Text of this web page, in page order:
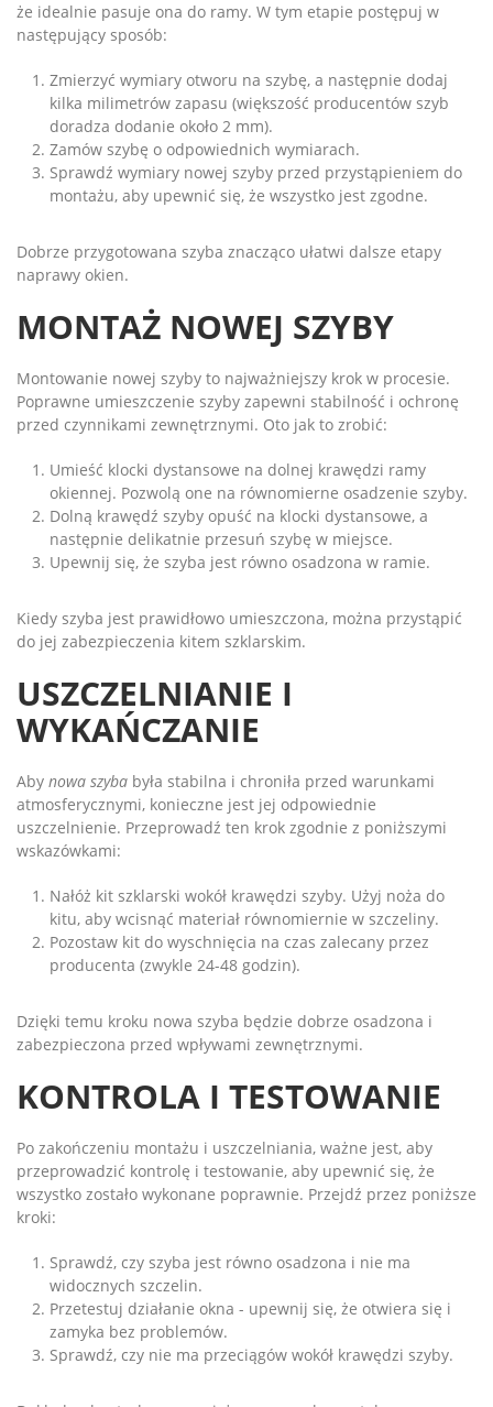
że idealnie pasuje ona do ramy. W tym etapie postępuj w
następujący sposób:
Zmierzyć wymiary otworu na szybę, a następnie dodaj
kilka milimetrów zapasu (większość producentów szyb
doradza dodanie około 2 mm).
Zamów szybę o odpowiednich wymiarach.
Sprawdź wymiary nowej szyby przed przystąpieniem do
montażu, aby upewnić się, że wszystko jest zgodne.
Dobrze przygotowana szyba znacząco ułatwi dalsze etapy
naprawy okien.
MONTAŻ NOWEJ SZYBY
Montowanie nowej szyby to najważniejszy krok w procesie.
Poprawne umieszczenie szyby zapewni stabilność i ochronę
przed czynnikami zewnętrznymi. Oto jak to zrobić:
Umieść klocki dystansowe na dolnej krawędzi ramy
okiennej. Pozwolą one na równomierne osadzenie szyby.
Dolną krawędź szyby opuść na klocki dystansowe, a
następnie delikatnie przesuń szybę w miejsce.
Upewnij się, że szyba jest równo osadzona w ramie.
Kiedy szyba jest prawidłowo umieszczona, można przystąpić
do jej zabezpieczenia kitem szklarskim.
USZCZELNIANIE I
WYKAŃCZANIE
Aby nowa szyba była stabilna i chroniła przed warunkami
atmosferycznymi, konieczne jest jej odpowiednie
uszczelnienie. Przeprowadź ten krok zgodnie z poniższymi
wskazówkami:
Nałóż kit szklarski wokół krawędzi szyby. Użyj noża do
kitu, aby wcisnąć materiał równomiernie w szczeliny.
Pozostaw kit do wyschnięcia na czas zalecany przez
producenta (zwykle 24-48 godzin).
Dzięki temu kroku nowa szyba będzie dobrze osadzona i
zabezpieczona przed wpływami zewnętrznymi.
KONTROLA I TESTOWANIE
Po zakończeniu montażu i uszczelniania, ważne jest, aby
przeprowadzić kontrolę i testowanie, aby upewnić się, że
wszystko zostało wykonane poprawnie. Przejdź przez poniższe
kroki:
Sprawdź, czy szyba jest równo osadzona i nie ma
widocznych szczelin.
Przetestuj działanie okna - upewnij się, że otwiera się i
zamyka bez problemów.
Sprawdź, czy nie ma przeciągów wokół krawędzi szyby.